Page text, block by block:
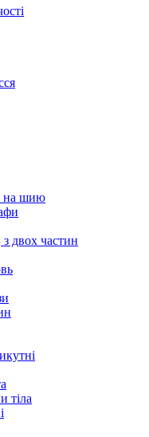
на шию
двох частин
тіла